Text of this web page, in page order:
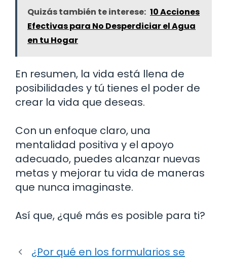
Quizás también te interese: 10 Acciones
Efectivas para No Desperdiciar el Agua
en tu Hogar
En resumen, la vida está llena de
posibilidades y tú tienes el poder de
crear la vida que deseas.
Con un enfoque claro, una
mentalidad positiva y el apoyo
adecuado, puedes alcanzar nuevas
metas y mejorar tu vida de maneras
que nunca imaginaste.
Así que, ¿qué más es posible para ti?
¿Por qué en los formularios se